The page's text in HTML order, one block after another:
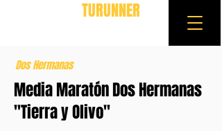
TURUNNER
Dos Hermanas
Media Maratón Dos Hermanas
"Tierra y Olivo"